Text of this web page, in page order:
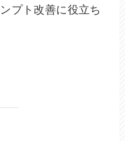
プト改善に役立ち